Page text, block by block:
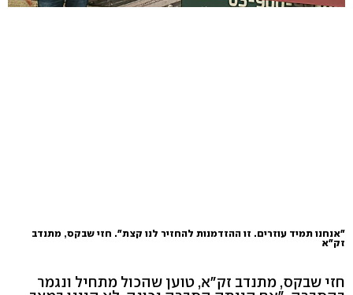
"אנחנו תמיד עוזרים. זו ההזדמנות להחזיר לנו קצת". חזי שבקס, מתנדב
זק"א
חזי שבקס, מתנדב זק"א, טוען שהכול מתחיל ונגמר